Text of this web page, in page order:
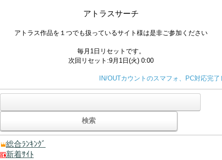
アトラスサーチ
アトラス作品を１つでも扱っているサイト様は是非ご参加ください
毎月1日リセットです。
次回リセット:9月1日(火) 0:00
IN/OUTカウントのスマフォ、PC対応完了
総合ﾗﾝｷﾝｸﾞ
新着ｻｲﾄ